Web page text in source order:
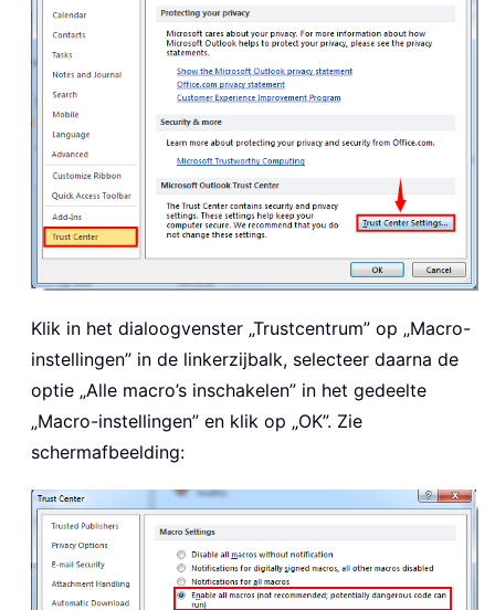
Klik in het dialoogvenster „Trustcentrum” op „Macro-
instellingen” in de linkerzijbalk, selecteer daarna de
optie „Alle macro’s inschakelen” in het gedeelte
„Macro-instellingen” en klik op „OK”. Zie
schermafbeelding: